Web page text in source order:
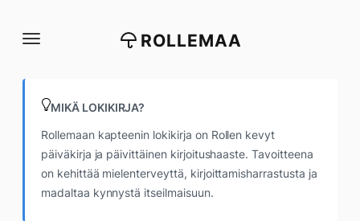
suoraan
ROLLEMAA
MIKÄ LOKIKIRJA?
Rollemaan kapteenin lokikirja on Rollen kevyt
päiväkirja ja päivittäinen kirjoitushaaste. Tavoitteena
on kehittää mielenterveyttä, kirjoittamisharrastusta ja
madaltaa kynnystä itseilmaisuun.